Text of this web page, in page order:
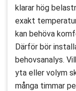
klarar hög
exakt
kan behöva
Därför bör
behovsanalys.
yta eller volym
många timmar